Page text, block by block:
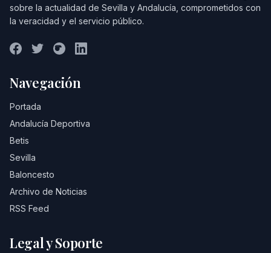
sobre la actualidad de Sevilla y Andalucía, comprometidos con
la veracidad y el servicio público.
Navegación
Portada
Andalucía Deportiva
Betis
Sevilla
Baloncesto
Archivo de Noticias
RSS Feed
Legal y Soporte